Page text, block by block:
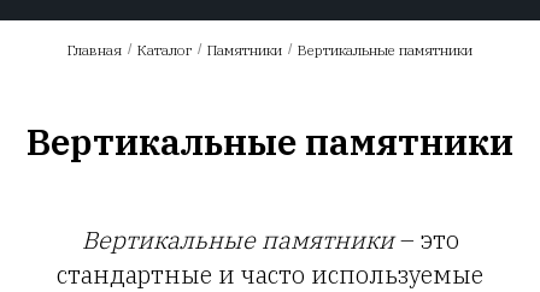
Главная / Каталог / Памятники / Вертикальные памятники
Вертикальные памятники
Вертикальные памятники– это
стандартные и часто используемые